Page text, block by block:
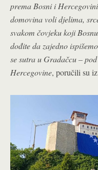
prema Bosni i
domovina voli djelima,
svakom čovjeku koji
dođite da zajedno
se sutra u Gradačcu –
Hercegovine, poručili su